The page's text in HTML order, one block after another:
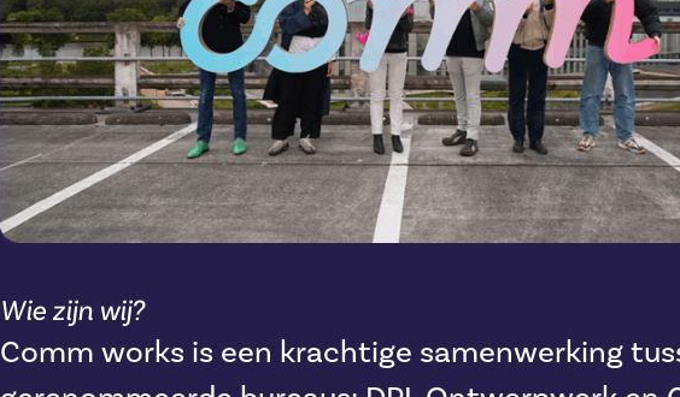
Wie zijn wij?
Comm works is een krachtige samenwerking